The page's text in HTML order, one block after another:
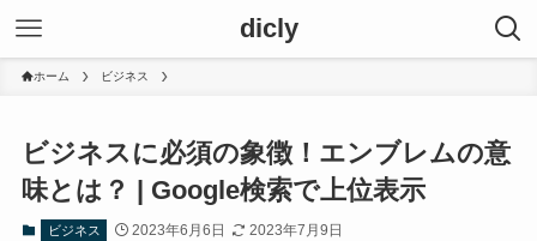
dicly
ホーム ビジネス
ビジネスに必須の象徴！エンブレムの意
味とは？ | Google検索で上位表示
ビジネス 2023年6月6日 2023年7月9日